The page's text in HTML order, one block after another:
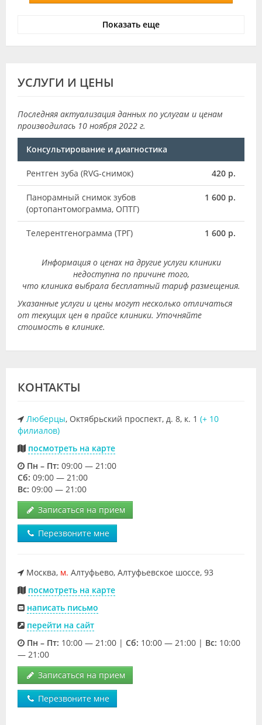
Показать еще
УСЛУГИ И ЦЕНЫ
Последняя актуализация данных по услугам и ценам
производилась 10 ноября 2022 г.
Консультирование и диагностика
Рентген зуба (RVG-снимок) 420 р.
Панорамный снимок зубов
(ортопантомограмма, ОПТГ)
1 600 р.
Телерентгенограмма (ТРГ) 1 600 р.
Информация о ценах на другие услуги клиники
недоступна по причине того,
что клиника выбрала бесплатный тариф размещения.
Указанные услуги и цены могут несколько отличаться
от текущих цен в прайсе клиники. Уточняйте
стоимость в клинике.
КОНТАКТЫ
Люберцы, Октябрьский проспект, д. 8, к. 1 (+ 10
филиалов)
посмотреть на карте
Пн – Пт: 09:00 — 21:00
Cб: 09:00 — 21:00
Вс: 09:00 — 21:00
Записаться на прием
Перезвоните мне
Москва, м. Алтуфьево, Алтуфьевское шоссе, 93
посмотреть на карте
написать письмо
перейти на сайт
Пн – Пт: 10:00 — 21:00 | Cб: 10:00 — 21:00 | Вс: 10:00
— 21:00
Записаться на прием
Перезвоните мне